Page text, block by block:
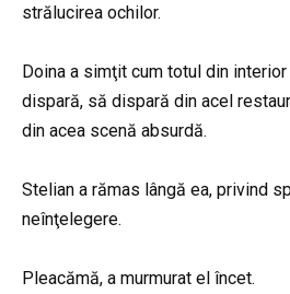
strălucirea ochilor.
Doina a simţit cum totul din
dispară, să dispară din acel
din acea scenă absurdă.
Stelian a rămas lângă ea, privind
neînţelegere.
Pleacămă, a murmurat el încet.